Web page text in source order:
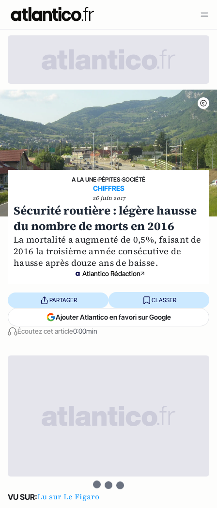
A LA UNE›PÉPITES›SOCIÉTÉ
CHIFFRES
26 juin 2017
Sécurité routière : légère hausse
du nombre de morts en 2016
La mortalité a augmenté de 0,5%, faisant de
2016 la troisième année consécutive de
hausse après douze ans de baisse.
Atlantico Rédaction
Écoutez cet article0:00min
PARTAGER CLASSER
Ajouter Atlantico en favori sur Google
VU SUR:Lu sur Le Figaro